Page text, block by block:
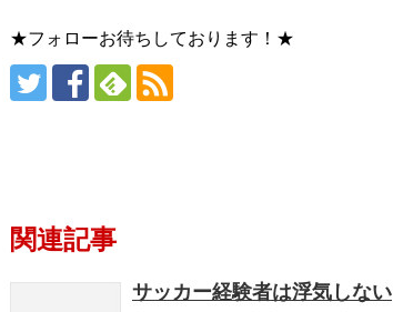
★フォローお待ちしております！★
関連記事
サッカー経験者は浮気しない